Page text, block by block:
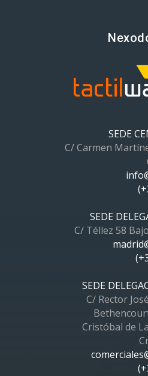
SEDE
C/ Carmen
SEDE
C/ Téllez 58
SEDE
C/ Rector
Cristóbal de